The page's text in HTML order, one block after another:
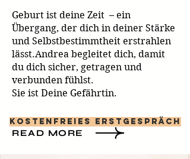
Geburt ist deine Zeit – ein
Übergang, der dich in deiner Stärke
und Selbstbestimmtheit erstrahlen
lässt.Andrea begleitet dich, damit
du dich sicher, getragen und
verbunden fühlst.
Sie ist Deine Gefährtin.
READ MORE
Kostenfreies Erstgespräch